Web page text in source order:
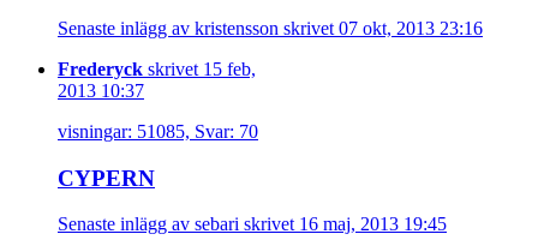
Senaste inlägg av kristensson skrivet 07 okt, 2013 23:16
Frederyck skrivet 15 feb,
2013 10:37
visningar: 51085, Svar: 70
CYPERN
Senaste inlägg av sebari skrivet 16 maj, 2013 19:45